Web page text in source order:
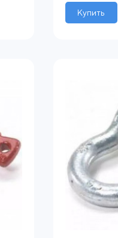
Купить